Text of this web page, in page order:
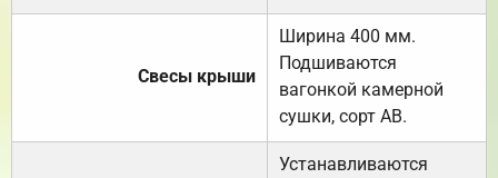
Свесы крыши
Ширина 400 мм.
Подшиваются
вагонкой камерной
сушки, сорт АВ.
Устанавливаются